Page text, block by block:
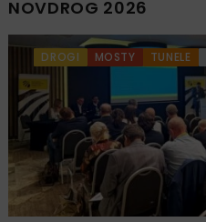
NOVDROG 2026
DROGI MOSTY TUNELE